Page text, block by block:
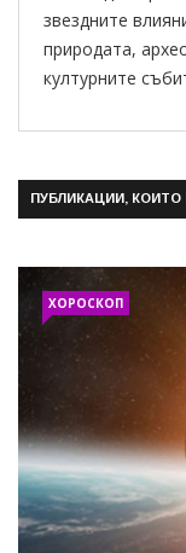
звездните
природата,
културните
ПУБЛИКАЦИИ, КОИТО
ХОРОСКОП